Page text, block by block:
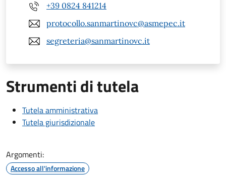
+39 0824 841214
protocollo.sanmartinovc@asmepec.it
segreteria@sanmartinovc.it
Strumenti di tutela
Tutela amministrativa
Tutela giurisdizionale
Argomenti:
Accesso all'informazione